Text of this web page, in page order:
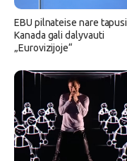
EBU pilnateise nare tapusi
Kanada gali dalyvauti
„Eurovizijoje“